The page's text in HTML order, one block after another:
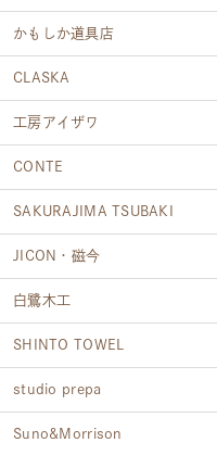
かもしか道具店
CLASKA
工房アイザワ
CONTE
SAKURAJIMA TSUBAKI
JICON・磁今
白鷺木工
SHINTO TOWEL
studio prepa
Suno&Morrison